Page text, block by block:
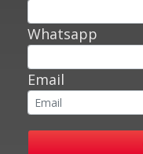
Whatsapp
Email